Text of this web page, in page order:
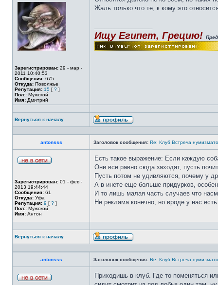
Зарегистрирован: 29 - мар -
2011 10:40:53
Сообщения: 675
Откуда: Поволжье
Репутация: 15 [ ? ]
Пол:: Мужской
Имя: Дмитрий
Жаль только что те, к кому это
Ищу Египет, Грецию!
Вернуться к началу
antonsss Заголовок сообщения: Re: Клуб Встреча
Зарегистрирован: 01 - фев -
2013 19:44:44
Сообщения: 61
Откуда: Уфа
Репутация: 9 [ ? ]
Пол:: Мужской
Имя: Антон
Есть такое выражение: Если каждую
Они все равно сюда заходят, пусть
Пусть потом не удивляются, почему у
А в инете еще больше придурков,
И то лишь малая часть случаев что
Не реклама конечно, но вроде у нас
Вернуться к началу
antonsss Заголовок сообщения: Re: Клуб Встреча
Приходишь в клуб. Где то поменяться